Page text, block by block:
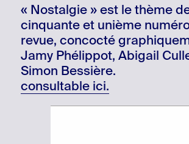
« Nostalgie » est le thème
cinquante et unième
revue, concocté
Jamy Phélippot, Abigail
Simon Bessière.
consultable ici.